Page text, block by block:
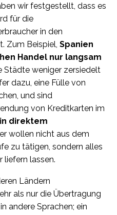
wir festgestellt, dass es
für die
in den
Zum Beispiel, Spanien
Handel nur langsam
Städte weniger zersiedelt
dazu, eine Fülle von
und sind
von Kreditkarten im
direktem
wollen nicht aus dem
zu tätigen, sondern alles
liefern lassen.
Ländern
als nur die Übertragung
andere Sprachen; ein